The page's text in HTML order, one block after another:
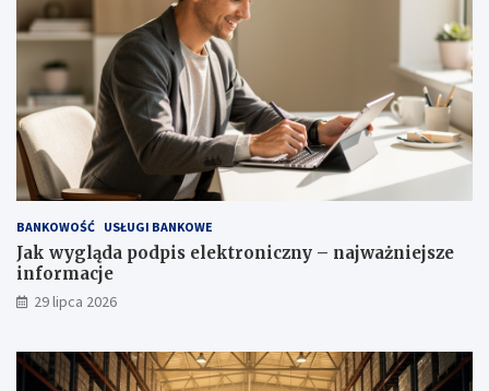
BANKOWOŚĆ USŁUGI BANKOWE
Jak wygląda podpis elektroniczny – najważniejsze
informacje
29 lipca 2026